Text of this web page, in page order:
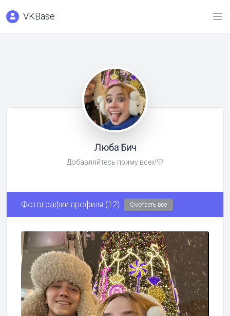
VKBase
Люба Бич
Добавляйтесь приму всех!🤍
Фотографии профиля (12) Смотреть все